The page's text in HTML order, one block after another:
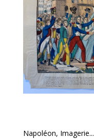
Napoléon, Imagerie...